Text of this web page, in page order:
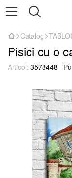
Catalog
Pisici cu o
Articol: 3578448